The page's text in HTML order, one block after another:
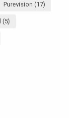
Purevision (17)
(5)